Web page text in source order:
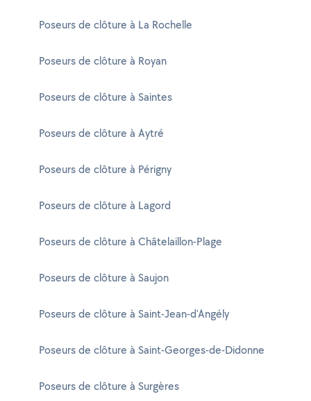
Poseurs de clôture à La Rochelle
Poseurs de clôture à Royan
Poseurs de clôture à Saintes
Poseurs de clôture à Aytré
Poseurs de clôture à Périgny
Poseurs de clôture à Lagord
Poseurs de clôture à Châtelaillon-Plage
Poseurs de clôture à Saujon
Poseurs de clôture à Saint-Jean-d'Angély
Poseurs de clôture à Saint-Georges-de-Didonne
Poseurs de clôture à Surgères